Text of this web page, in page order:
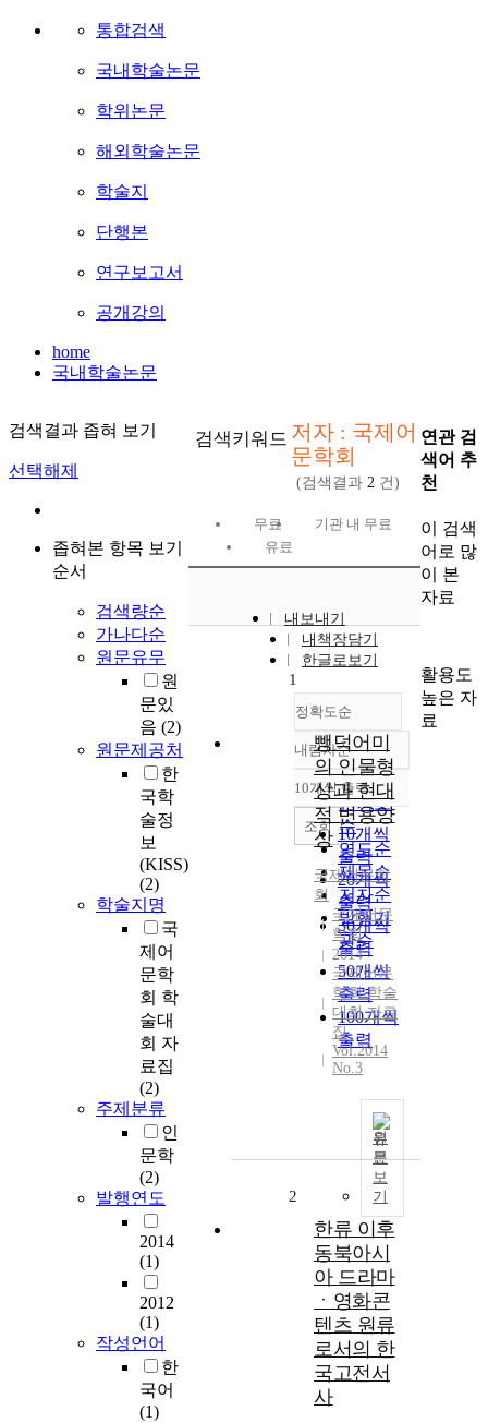
통합검색
국내학술논문
학위논문
해외학술논문
학술지
단행본
연구보고서
공개강의
home
국내학술논문
검색결과 좁혀 보기
선택해제
좁혀본 항목 보기
순서
검색량순
가나다순
원문유무
원
문있
음 (2)
원문제공처
한
국학
술정
보
(KISS)
(2)
학술지명
국
제어
문학
회 학
술대
회 자
료집
(2)
주제분류
인
문학
(2)
발행연도
2014
(1)
2012
(1)
작성언어
한
국어
(1)
검색키워드 저자 : 국제어
문학회
(검색결과 2 건)
무료
기관 내 무료
유료
내보내기
내책장담기
한글로보기
정확도순
정확도
순
인기도
순
연도순
제목순
저자순
발행기
관순
내림차순
내림차순
10개씩 출력
10개씩
출력
20개씩
출력
30개씩
출력
50개씩
출력
100개씩
출력
조회
1
뺑덕어미
의 인물형
상과 현대
적 변용양
상
국제어문학
회
국제어문
학회
2014
국제어문
학회 학술
대회 자료
집
Vol.2014
No.3
원
문
보
기
2
한류 이후
동북아시
아 드라마
ㆍ영화콘
텐츠 원류
로서의 한
국고전서
사
연관 검
색어 추
천
이 검색
어로 많
이 본
자료
활용도
높은 자
료